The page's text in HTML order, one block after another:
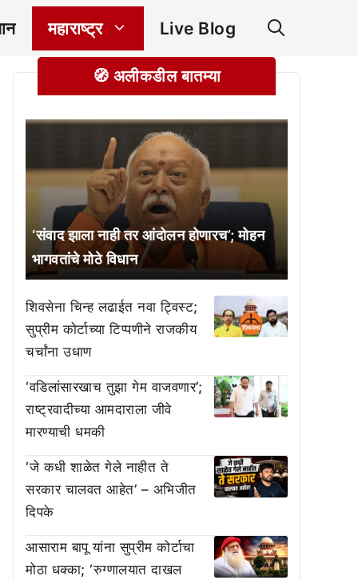
महाराष्ट्र Live Blog
🧭 अलीकडील बातम्या
‘संवाद झाला नाही तर आंदोलन होणारच’; मोहन
भागवतांचे मोठे विधान
शिवसेना चिन्ह लढाईत नवा ट्विस्ट;
सुप्रीम कोर्टाच्या टिप्पणीने राजकीय
चर्चांना उधाण
‘वडिलांसारखाच तुझा गेम वाजवणार’;
राष्ट्रवादीच्या आमदाराला जीवे
मारण्याची धमकी
‘जे कधी शाळेत गेले नाहीत ते
सरकार चालवत आहेत’ – अभिजीत
दिपके
आसाराम बापू यांना सुप्रीम कोर्टाचा
मोठा धक्का; ‘रुग्णालयात दाखल